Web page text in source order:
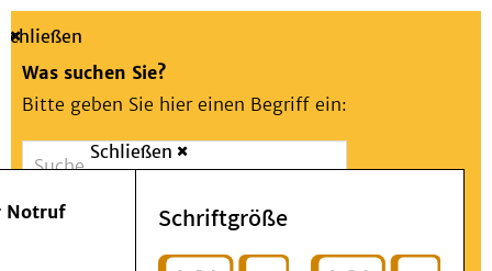
Suche
Schließen
Was suchen Sie?
Bitte geben Sie hier einen Begriff ein:
Suchen
Notfall
Schließen
Notruf Schriftgröße
Menü